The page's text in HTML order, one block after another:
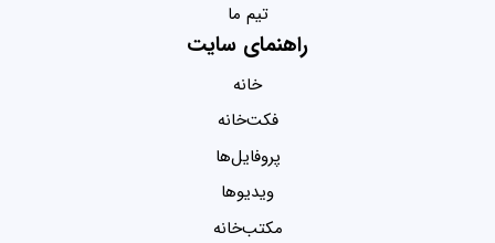
تیم ما
راهنمای سایت
خانه
فکت‌خانه
پروفایل‌ها
ویدیو‌ها
مکتب‌خانه